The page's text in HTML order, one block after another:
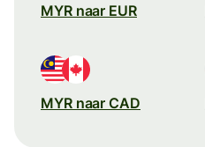
MYR naar EUR
MYR naar CAD